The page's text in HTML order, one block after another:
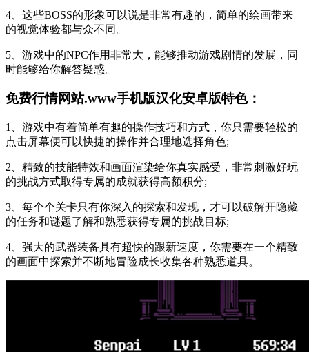
4、这些BOSS的形象可以说是非常有趣的，简单的绘画带来
的视觉体验都与众不同。
5、游戏中的NPC作用非常大，能够推动游戏剧情的发展，同
时能够给你解答疑惑。
免费行情网站.www手机版汉化安卓版特色：
1、游戏中有着简单有趣的操作技巧和方式，你只需要轻松的
点击屏幕便可以快捷的操作并合理地选择角色;
2、精致的技能特效和画面渲染给你真实感受，非常刺激好玩
的挑战方式取得专属的成就获得高额积分;
3、每个个关卡只有你深入的探索和发现，才可以破解开隐藏
的任务和谜题了解和熟悉获得专属的挑战目标;
4、强大的武器装备具有超快的跟新速度，你需要在一个精致
的画面中探索并不断地冒险成长收集各种熟悉道具。